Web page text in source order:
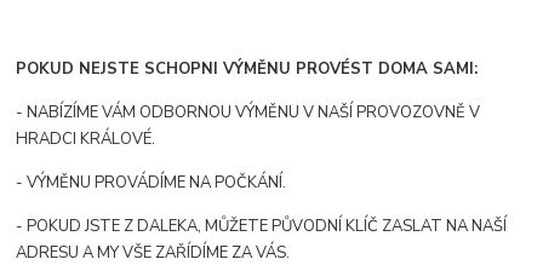
POKUD NEJSTE SCHOPNI VÝMĚNU PROVÉST DOMA SAMI:
- NABÍZÍME VÁM ODBORNOU VÝMĚNU V NAŠÍ PROVOZOVNĚ V
HRADCI KRÁLOVÉ.
- VÝMĚNU PROVÁDÍME NA POČKÁNÍ.
- POKUD JSTE Z DALEKA, MŮŽETE PŮVODNÍ KLÍČ ZASLAT NA NAŠÍ
ADRESU A MY VŠE ZAŘÍDÍME ZA VÁS.